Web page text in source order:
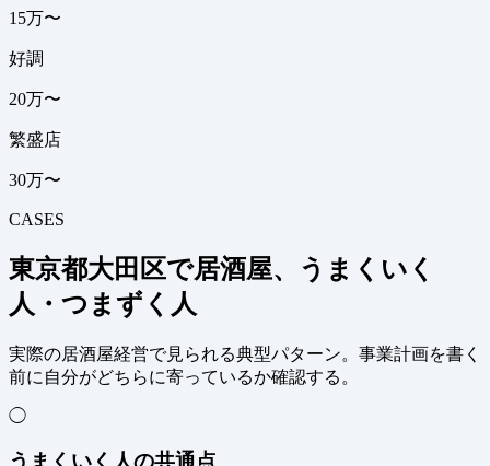
15万〜
好調
20万〜
繁盛店
30万〜
CASES
東京都大田区で居酒屋、うまくいく
人・つまずく人
実際の居酒屋経営で見られる典型パターン。事業計画を書く
前に自分がどちらに寄っているか確認する。
◯
うまくいく人の共通点